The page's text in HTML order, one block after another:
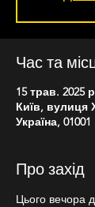
Час та
15 трав. 2025
Київ, вулиця
Україна, 01001
Про захід
Цього вечора